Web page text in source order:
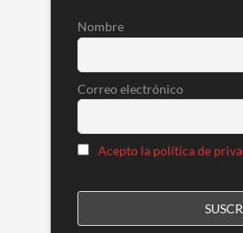
Nombre
Correo electrónico
Acepto la política de